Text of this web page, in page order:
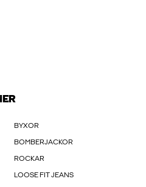
BYXOR
BOMBERJACKOR
ROCKAR
LOOSE FIT JEANS